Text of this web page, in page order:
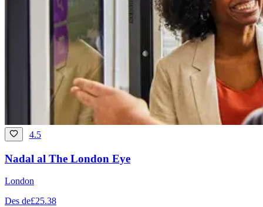
4.5
Nadal al The London Eye
London
Des de£25.38